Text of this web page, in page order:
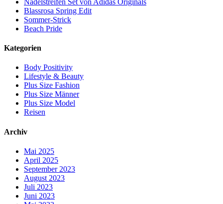
Blassrosa Spring Edit
Sommer-Strick
Beach Pride
Kategorien
Body Positivity
Lifestyle & Beauty
Plus Size Fashion
Plus Size Männer
Plus Size Model
Reisen
Archiv
Mai 2025
April 2025
September 2023
August 2023
Juli 2023
Juni 2023